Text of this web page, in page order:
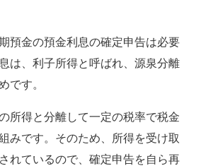
預金の預金利息の確定申告は必要
は、利子所得と呼ばれ、源泉分離
です。
所得と分離して一定の税率で税金
みです。そのため、所得を受け取
れているので、確定申告を自ら再